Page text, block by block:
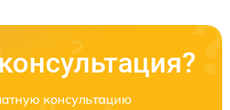
консультацию